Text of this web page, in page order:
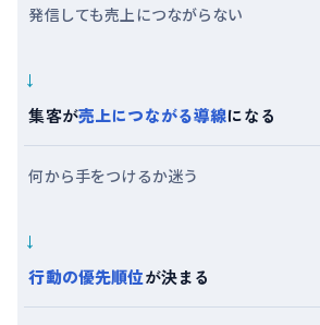
発信しても売上につながらない
→
集客が売上につながる導線になる
何から手をつけるか迷う
→
行動の優先順位が決まる